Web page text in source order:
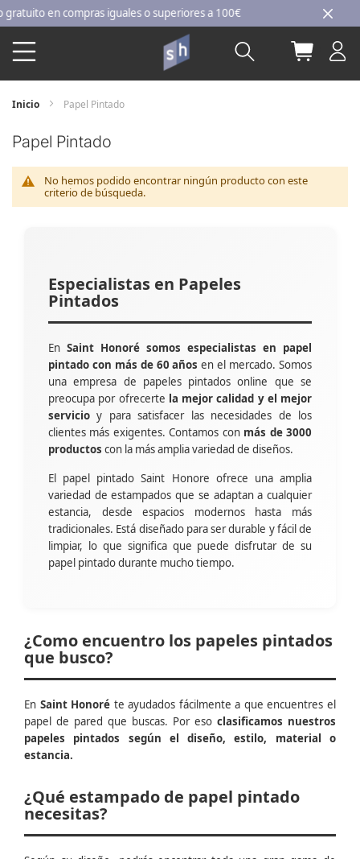
Ir
al
contenido
en compras iguales o superiores a 100€
Buscar Mi
Inicio Papel Pintado
Papel Pintado
No hemos podido encontrar ningún producto con este
criterio de búsqueda.
Especialistas en Papeles
Pintados
En Saint Honoré somos especialistas en papel
pintado con más de 60 años en el mercado. Somos
una empresa de papeles pintados online que se
preocupa por ofrecerte la mejor calidad y el mejor
servicio y para satisfacer las necesidades de los
clientes más exigentes. Contamos con más de 3000
productos con la más amplia variedad de diseños.
El papel pintado Saint Honore ofrece una amplia
variedad de estampados que se adaptan a cualquier
estancia, desde espacios modernos hasta más
tradicionales. Está diseñado para ser durable y fácil de
limpiar, lo que significa que puede disfrutar de su
papel pintado durante mucho tiempo.
¿Como encuentro los papeles pintados
que busco?
En Saint Honoré te ayudados fácilmente a que encuentres el
papel de pared que buscas. Por eso clasificamos nuestros
papeles pintados según el diseño, estilo, material o
estancia.
¿Qué estampado de papel pintado
necesitas?